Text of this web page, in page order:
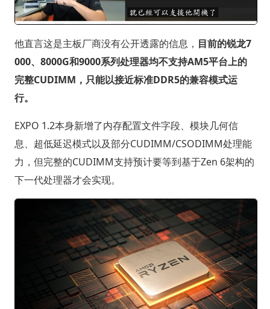
他直言这是主板厂商没有公开透露的信息， 目前的锐龙7
000、8000G和9000系列处理器均不支持AM5平台上的
完整CUDIMM，只能以接近标准DDR5的兼容模式运
行。
EXPO 1.2本身新增了内存配置文件字段、模块几何信
息、超低延迟模式以及部分CUDIMM/CSODIMM处理能
力，但完整的CUDIMM支持预计要等到基于Zen 6架构的
下一代处理器才会实现。